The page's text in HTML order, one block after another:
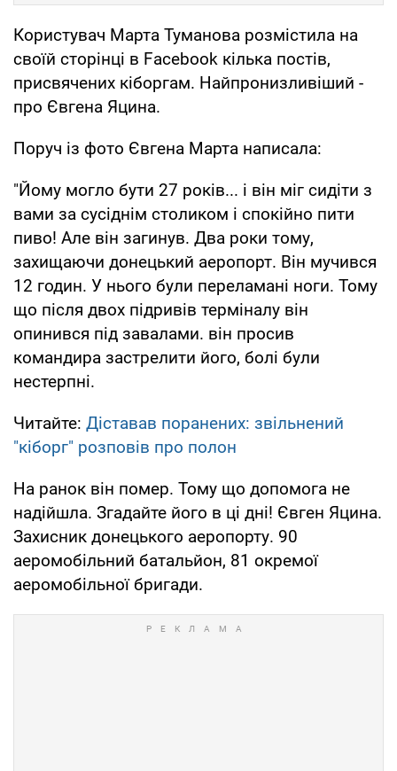
Користувач Марта Туманова розмістила на
своїй сторінці в Facebook кілька постів,
присвячених кіборгам. Найпронизливіший -
про Євгена Яцина.
Поруч із фото Євгена Марта написала:
"Йому могло бути 27 років... і він міг сидіти з
вами за сусіднім столиком і спокійно пити
пиво! Але він загинув. Два роки тому,
захищаючи донецький аеропорт. Він мучився
12 годин. У нього були переламані ноги. Тому
що після двох підривів терміналу він
опинився під завалами. він просив
командира застрелити його, болі були
нестерпні.
Читайте: Діставав поранених: звільнений
"кіборг" розповів про полон
На ранок він помер. Тому що допомога не
надійшла. Згадайте його в ці дні! Євген Яцина.
Захисник донецького аеропорту. 90
аеромобільний батальйон, 81 окремої
аеромобільної бригади.